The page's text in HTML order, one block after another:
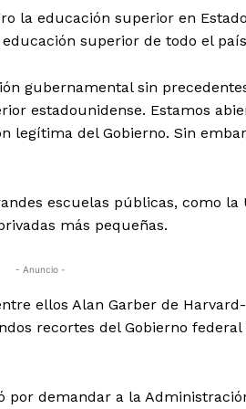
la educación superior en
superior de todo el
gubernamental sin
estadounidense. Estamos
legítima del Gobierno. Sin
escuelas públicas, como la
más pequeñas.
- Anuncio -
ellos Alan Garber de
recortes del Gobierno federal
demandar a la